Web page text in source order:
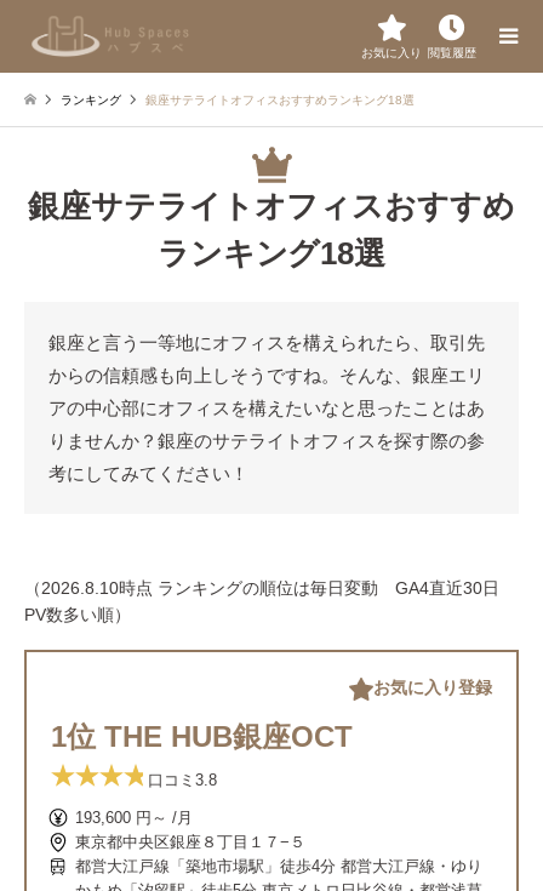
お気に入り 閲覧履歴
ランキング 銀座サテライトオフィスおすすめランキング18選
銀座サテライトオフィスおすすめ
ランキング18選
銀座と言う一等地にオフィスを構えられたら、取引先
からの信頼感も向上しそうですね。そんな、銀座エリ
アの中心部にオフィスを構えたいなと思ったことはあ
りませんか？銀座のサテライトオフィスを探す際の参
考にしてみてください！
（2026.8.10時点 ランキングの順位は毎日変動 GA4直近30日
PV数多い順）
1位 THE HUB銀座OCT
口コミ 3.8
193,600 円～ /月
東京都中央区銀座８丁目１７−５
都営大江戸線「築地市場駅」徒歩4分 都営大江戸線・ゆり
お気に入り登録